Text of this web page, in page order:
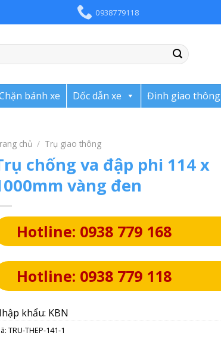
0938779118
bánh xe Dốc dẫn xe Đinh giao thông
chủ / Trụ giao thông
chống va đập phi 114 x
vàng đen
Hotline: 0938 779 168
Hotline: 0938 779 118
khẩu: KBN
TRU-THEP-141-1